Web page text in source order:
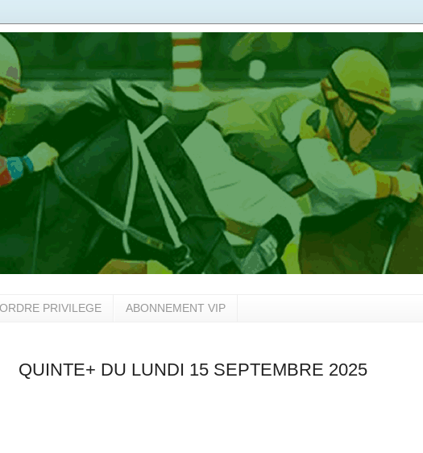
PRIVILEGE ABONNEMENT VIP
QUINTE+ DU LUNDI 15 SEPTEMBRE 2025